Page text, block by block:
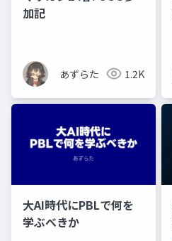
加記
あずらた 1.2K
大AI時代にPBLで何を
学ぶべきか